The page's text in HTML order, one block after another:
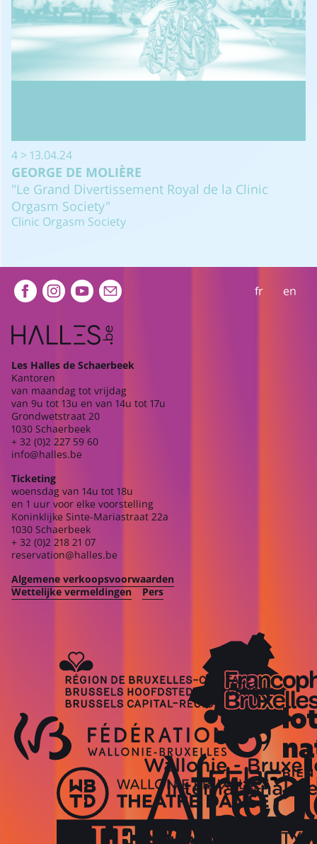
4 > 13.04.24
GEORGE DE MOLIÈRE
"Le Grand Divertissement Royal de la Clinic
Orgasm Society"
Clinic Orgasm Society
Extra navigation fr en
Les Halles de Schaerbeek
Kantoren
van maandag tot vrijdag
van 9u tot 13u en van 14u tot 17u
Grondwetstraat 20
1030 Schaerbeek
+ 32 (0)2 227 59 60
info@halles.be
Ticketing
woensdag van 14u tot 18u
en 1 uur voor elke voorstelling
Koninklijke Sinte-Mariastraat 22a
1030 Schaerbeek
+ 32 (0)2 218 21 07
reservation@halles.be
Algemene verkoopsvoorwaarden
Wettelijke vermeldingen
Pers